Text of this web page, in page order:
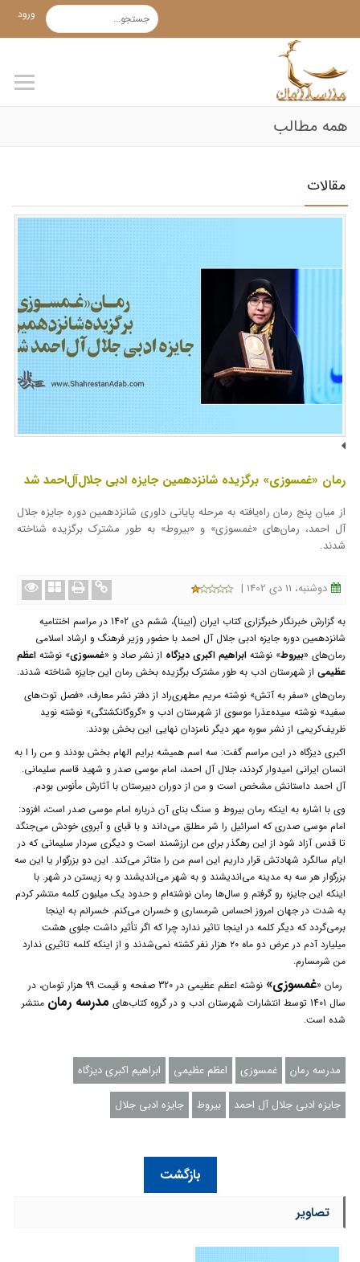
ورود
همه مطالب
مقالات
رمان «غمسوزی» برگزیده شانزدهمین جایزه ادبی جلال‌آل‌احمد شد
از میان پنج رمان راه‌یافته به مرحله پایانی داوری شانزدهمین دوره جایزه جلال
آل احمد، رمان‌های «غمسوزی» و «بیروط» به طور مشترک برگزیده شناخته
شدند.
دوشنبه، 11 دی 1402 |
به گزارش خبرنگار
خبرگزاری کتاب ایران (ایبنا)، ششم دی 1402 در مراسم اختتامیه
شانزدهمین دوره جایزه ادبی جلال آل احمد با حضور وزیر فرهنگ و ارشاد اسلامی
رمان‌های «بیروط» نوشته ابراهیم اکبری دیزگاه از نشر صاد و «غمسوزی» نوشته اعظم
عظیمی از شهرستان ادب به طور مشترک برگزیده بخش رمان این جایزه شناخته شدند.
رمان‌های «سفر به آتش» نوشته مریم مطهری‌راد از دفتر نشر معارف، «فصل توت‌های
سفید» نوشته سیده‌عذرا موسوی از شهرستان ادب و «گروگانکشتگی» نوشته نوید
ظریف‌کریمی از نشر سوره مهر دیگر نامزدان نهایی این بخش بودند.
اکبری دیزگاه در این مراسم گفت: سه اسم همیشه برایم الهام بخش بودند و من را ا به
انسان ایرانی امیدوار کردند، جلال آل احمد، امام موسی صدر و شهید قاسم سلیمانی.
آل احمد داستانش مشخص است و من از دوران دبیرستان با آثارش مأنوس بودم.
وی با اشاره به اینکه رمان بیروط و سنگ بنای آن درباره امام موسی صدر است، افزود:
امام موسی صدری که اسرائیل را شر مطلق می‌داند و با قبای و آبروی خودش می‌جنگد
تا قدس آزاد شود از این رهگذر برای من ارزشمند است و دیگری سردار سلیمانی که در
ایام سالگرد شهادتش قرار داریم این اسم من را متاثر می‌کند. این دو بزرگوار یا این سه
بزرگوار هر سه به مدینه می‌اندیشند و به شهر می‌اندیشند و به زیستن در شهر. با
اینکه این جایزه رو گرفتم و سال‌ها رمان نوشته‌ام و حدود یک میلیون کلمه منتشر کردم
به شدت در جهان امروز احساس شرمساری و خسران می‌کنم. خسرانم به اینجا
برمی‌گردد که دیگر کلمه در اینجا تاثیر ندارد چرا که اگر تأثیر داشت جلوی هشت
میلیارد آدم در عرض دو ماه ۲۰ هزار نفر کشته نمی‌شدند و از اینکه کلمه تاثیری ندارد
من شرمسارم.
رمان «غمسوزی»
نوشته اعظم عظیمی در 320 صفحه و قیمت 99 هزار تومان، در
سال 1401 توسط انتشارات شهرستان ادب و در گروه کتاب‌های
مدرسه رمان منتشر
شده است.
مدرسه رمان غمسوزی اعظم عظیمی ابراهیم اکبری دیزگاه
جایزه ادبی جلال آل احمد بیروط جایزه ادبی جلال
بازگشت
تصاویر